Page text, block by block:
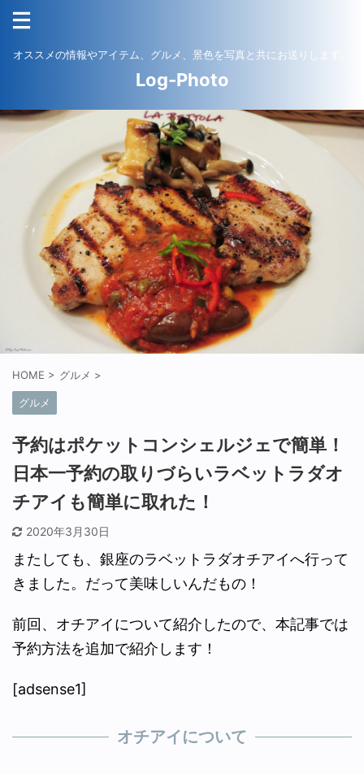
オススメの情報やアイテム、グルメ、景色を写真と共にお送りします。
Log-Photo
HOME > グルメ >
グルメ
予約はポケットコンシェルジェで簡単！
日本一予約の取りづらいラベットラダオ
チアイも簡単に取れた！
2020年3月30日
またしても、銀座のラベットラダオチアイへ行って
きました。だって美味しいんだもの！
前回、オチアイについて紹介したので、本記事では
予約方法を追加で紹介します！
[adsense1]
オチアイについて